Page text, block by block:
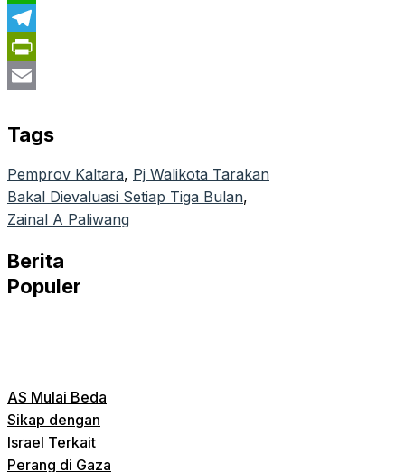
WhatsApp
Telegram
PrintFriendly
Tags
Pemprov Kaltara, Pj Walikota Tarakan
Bakal Dievaluasi Setiap Tiga Bulan
Zainal A Paliwang
Berita
Populer
AS Mulai Beda
Sikap dengan
Israel Terkait
Perang di Gaza